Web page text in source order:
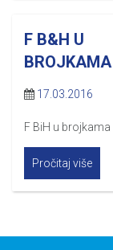
F B&H U
17.03.2016
F BiH u brojkama
Pročitaj više